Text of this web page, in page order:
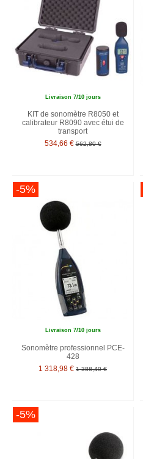
Livraison 7/10 jours
KIT de sonomètre R8050 et
calibrateur R8090 avec étui de
transport
534,66 € 562,80 €
-5%
Livraison 7/10 jours
Sonomètre professionnel PCE-
428
1 318,98 € 1 388,40 €
-5%